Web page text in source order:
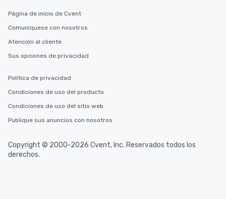
Página de inicio de Cvent
Comuníquese con nosotros
Atención al cliente
Sus opciones de privacidad
Política de privacidad
Condiciones de uso del producto
Condiciones de uso del sitio web
Publique sus anuncios con nosotros
Copyright © 2000-2026 Cvent, Inc. Reservados todos los
derechos.